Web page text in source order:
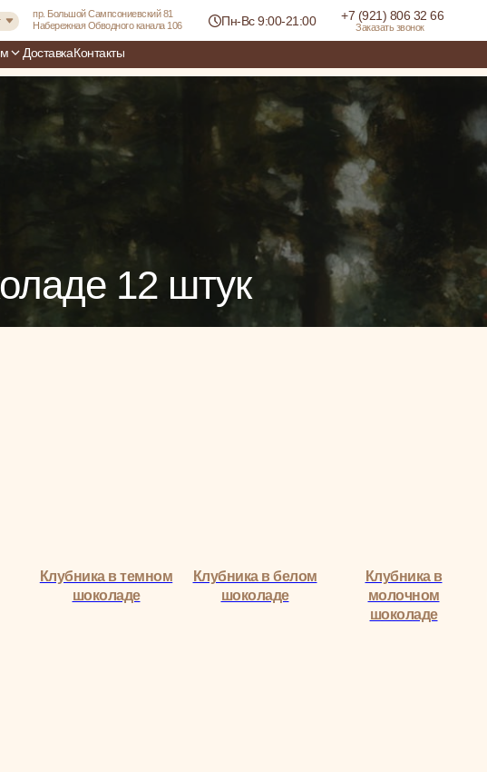
Пн-Вс 9:00-21:00 +7 (921) 806 32 66
Заказать звонок
ДоставкаКонтакты
пр. Большой Сампсониевский 81
Набережная Обводного канала 106
12 штук
Клубника в темном
шоколаде
Клубника в белом
шоколаде
Клубника в
молочном
шоколаде